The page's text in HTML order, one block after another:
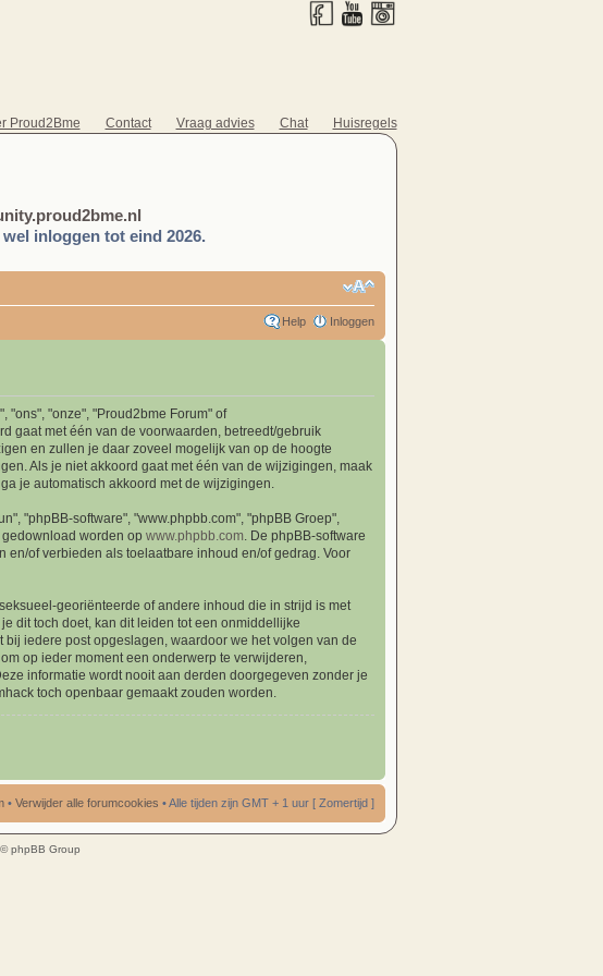
Proud2Bme Contact Vraag advies Chat Huisregels
inloggen tot eind 2026.
Help Inloggen
"ons", "onze", "Proud2bme Forum" of
gaat met één van de voorwaarden, betreedt/gebruik
en zullen je daar zoveel mogelijk van op de hoogte
Als je niet akkoord gaat met één van de wijzigingen, maak
je automatisch akkoord met de wijzigingen.
"phpBB-software", "www.phpbb.com", "phpBB Groep",
worden op www.phpbb.com. De phpBB-software
of verbieden als toelaatbare inhoud en/of gedrag. Voor
georiënteerde of andere inhoud die in strijd is met
dit toch doet, kan dit leiden tot een onmiddellijke
iedere post opgeslagen, waardoor we het volgen van de
op ieder moment een onderwerp te verwijderen,
informatie wordt nooit aan derden doorgegeven zonder je
toch openbaar gemaakt zouden worden.
• Verwijder alle forumcookies • Alle tijden zijn GMT + 1 uur [ Zomertijd ]
© phpBB Group